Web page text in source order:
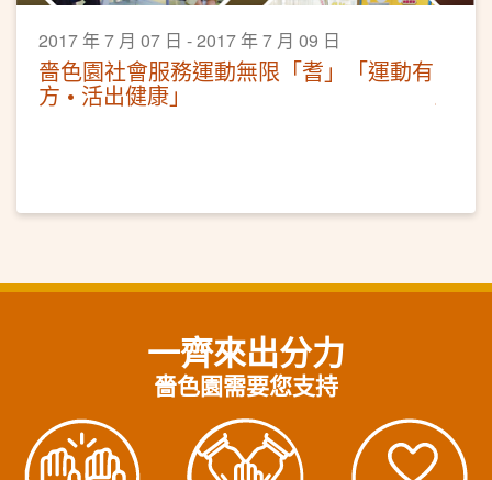
2017 年 7 月 07 日 - 2017 年 7 月 09 日
嗇色園社會服務運動無限「耆」「運動有
方 • 活出健康」
一齊來出分力
嗇色園需要您支持